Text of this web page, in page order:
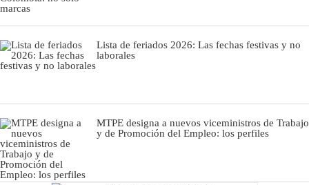
Lista de feriados 2026: Las fechas festivas y no
laborales
MTPE designa a nuevos viceministros de Trabajo
y de Promoción del Empleo: los perfiles